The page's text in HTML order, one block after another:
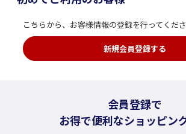
こちらから、お客様情報の登録を行ってくださ
新規会員登録する
会員登録で
お得で便利なショッピン